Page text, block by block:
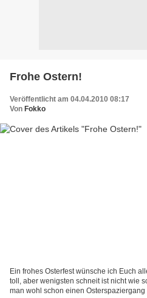
Frohe Ostern!
Veröffentlicht am 04.04.2010 08:17
Von Fokko
Ein frohes Osterfest wünsche ich Euch
toll, aber wenigsten schneit ist nicht wie
man wohl schon einen